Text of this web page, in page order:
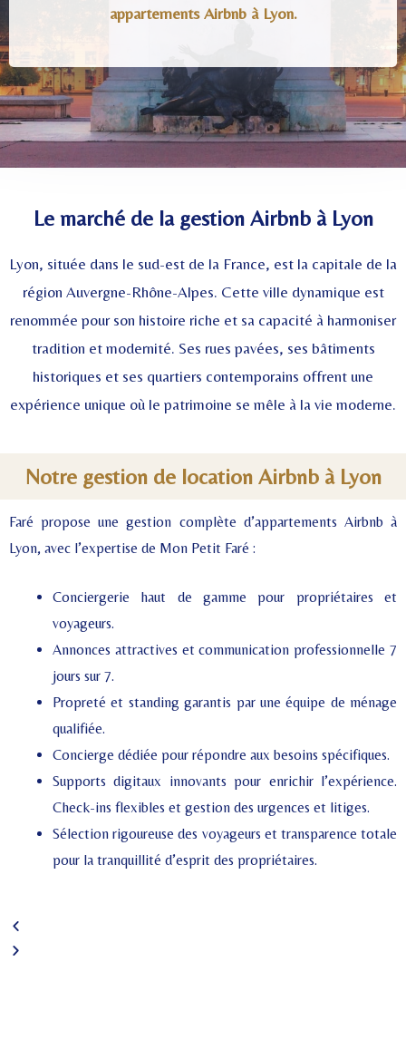
appartements Airbnb à Lyon.
Le marché de la gestion Airbnb à Lyon
Lyon, située dans le sud-est de la France, est la capitale de la
région Auvergne-Rhône-Alpes. Cette ville dynamique est
renommée pour son histoire riche et sa capacité à harmoniser
tradition et modernité. Ses rues pavées, ses bâtiments
historiques et ses quartiers contemporains offrent une
expérience unique où le patrimoine se mêle à la vie moderne.
Notre gestion de location Airbnb à Lyon
Faré propose une gestion complète d’appartements Airbnb à
Lyon, avec l’expertise de Mon Petit Faré :
Conciergerie haut de gamme pour propriétaires et
voyageurs.
Annonces attractives et communication professionnelle 7
jours sur 7.
Propreté et standing garantis par une équipe de ménage
qualifiée.
Concierge dédiée pour répondre aux besoins spécifiques.
Supports digitaux innovants pour enrichir l’expérience.
Check-ins flexibles et gestion des urgences et litiges.
Sélection rigoureuse des voyageurs et transparence totale
pour la tranquillité d’esprit des propriétaires.